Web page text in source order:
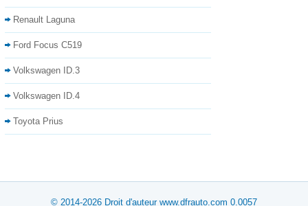
Renault Laguna
Ford Focus C519
Volkswagen ID.3
Volkswagen ID.4
Toyota Prius
© 2014-2026 Droit d'auteur www.dfrauto.com 0.0057